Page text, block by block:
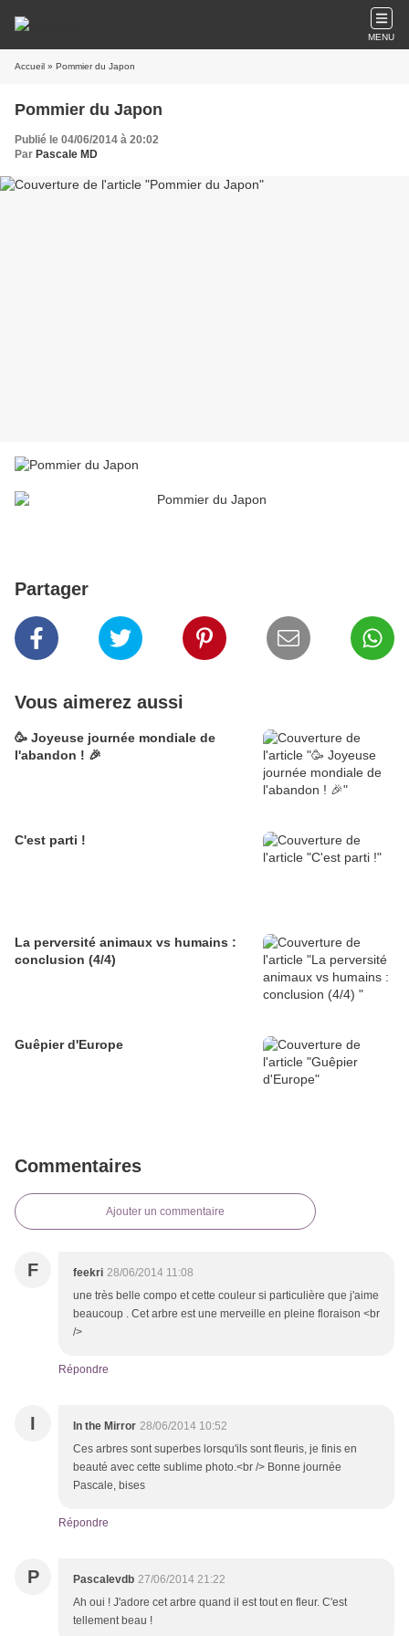
MENU
Accueil » Pommier du Japon
Pommier du Japon
Publié le 04/06/2014 à 20:02
Par Pascale MD
Partager
Vous aimerez aussi
🥳 Joyeuse journée mondiale de
l'abandon ! 🎉
C'est parti !
La perversité animaux vs humains :
conclusion (4/4)
Guêpier d'Europe
Commentaires
Ajouter un commentaire
F feekri 28/06/2014 11:08
une très belle compo et cette couleur si particulière que j'aime
beaucoup . Cet arbre est une merveille en pleine floraison <br
/>
Répondre
I In the Mirror 28/06/2014 10:52
Ces arbres sont superbes lorsqu'ils sont fleuris, je finis en
beauté avec cette sublime photo.<br /> Bonne journée
Pascale, bises
Répondre
P Pascalevdb 27/06/2014 21:22
Ah oui ! J'adore cet arbre quand il est tout en fleur. C'est
tellement beau !